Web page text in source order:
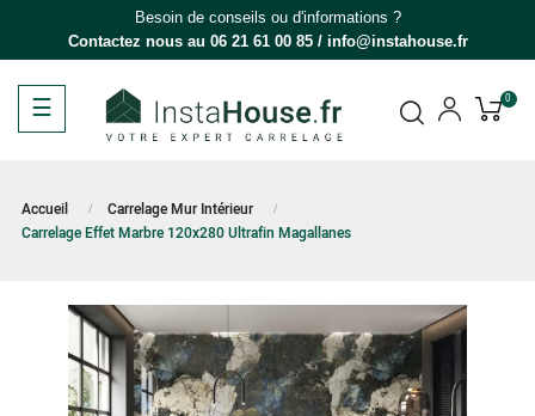
Besoin de conseils ou d'informations ?
Contactez nous au 06 21 61 00 85/ info@instahouse.fr
Basculer
la
☰ 0
Accueil
Carrelage Mur Intérieur
Carrelage Effet Marbre 120x280 Ultrafin Magallanes